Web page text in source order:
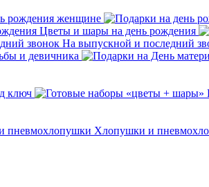
рождения женщине
Цветы и шары на день рождения
На выпускной и последний
и девичника
ключ
Хлопушки и